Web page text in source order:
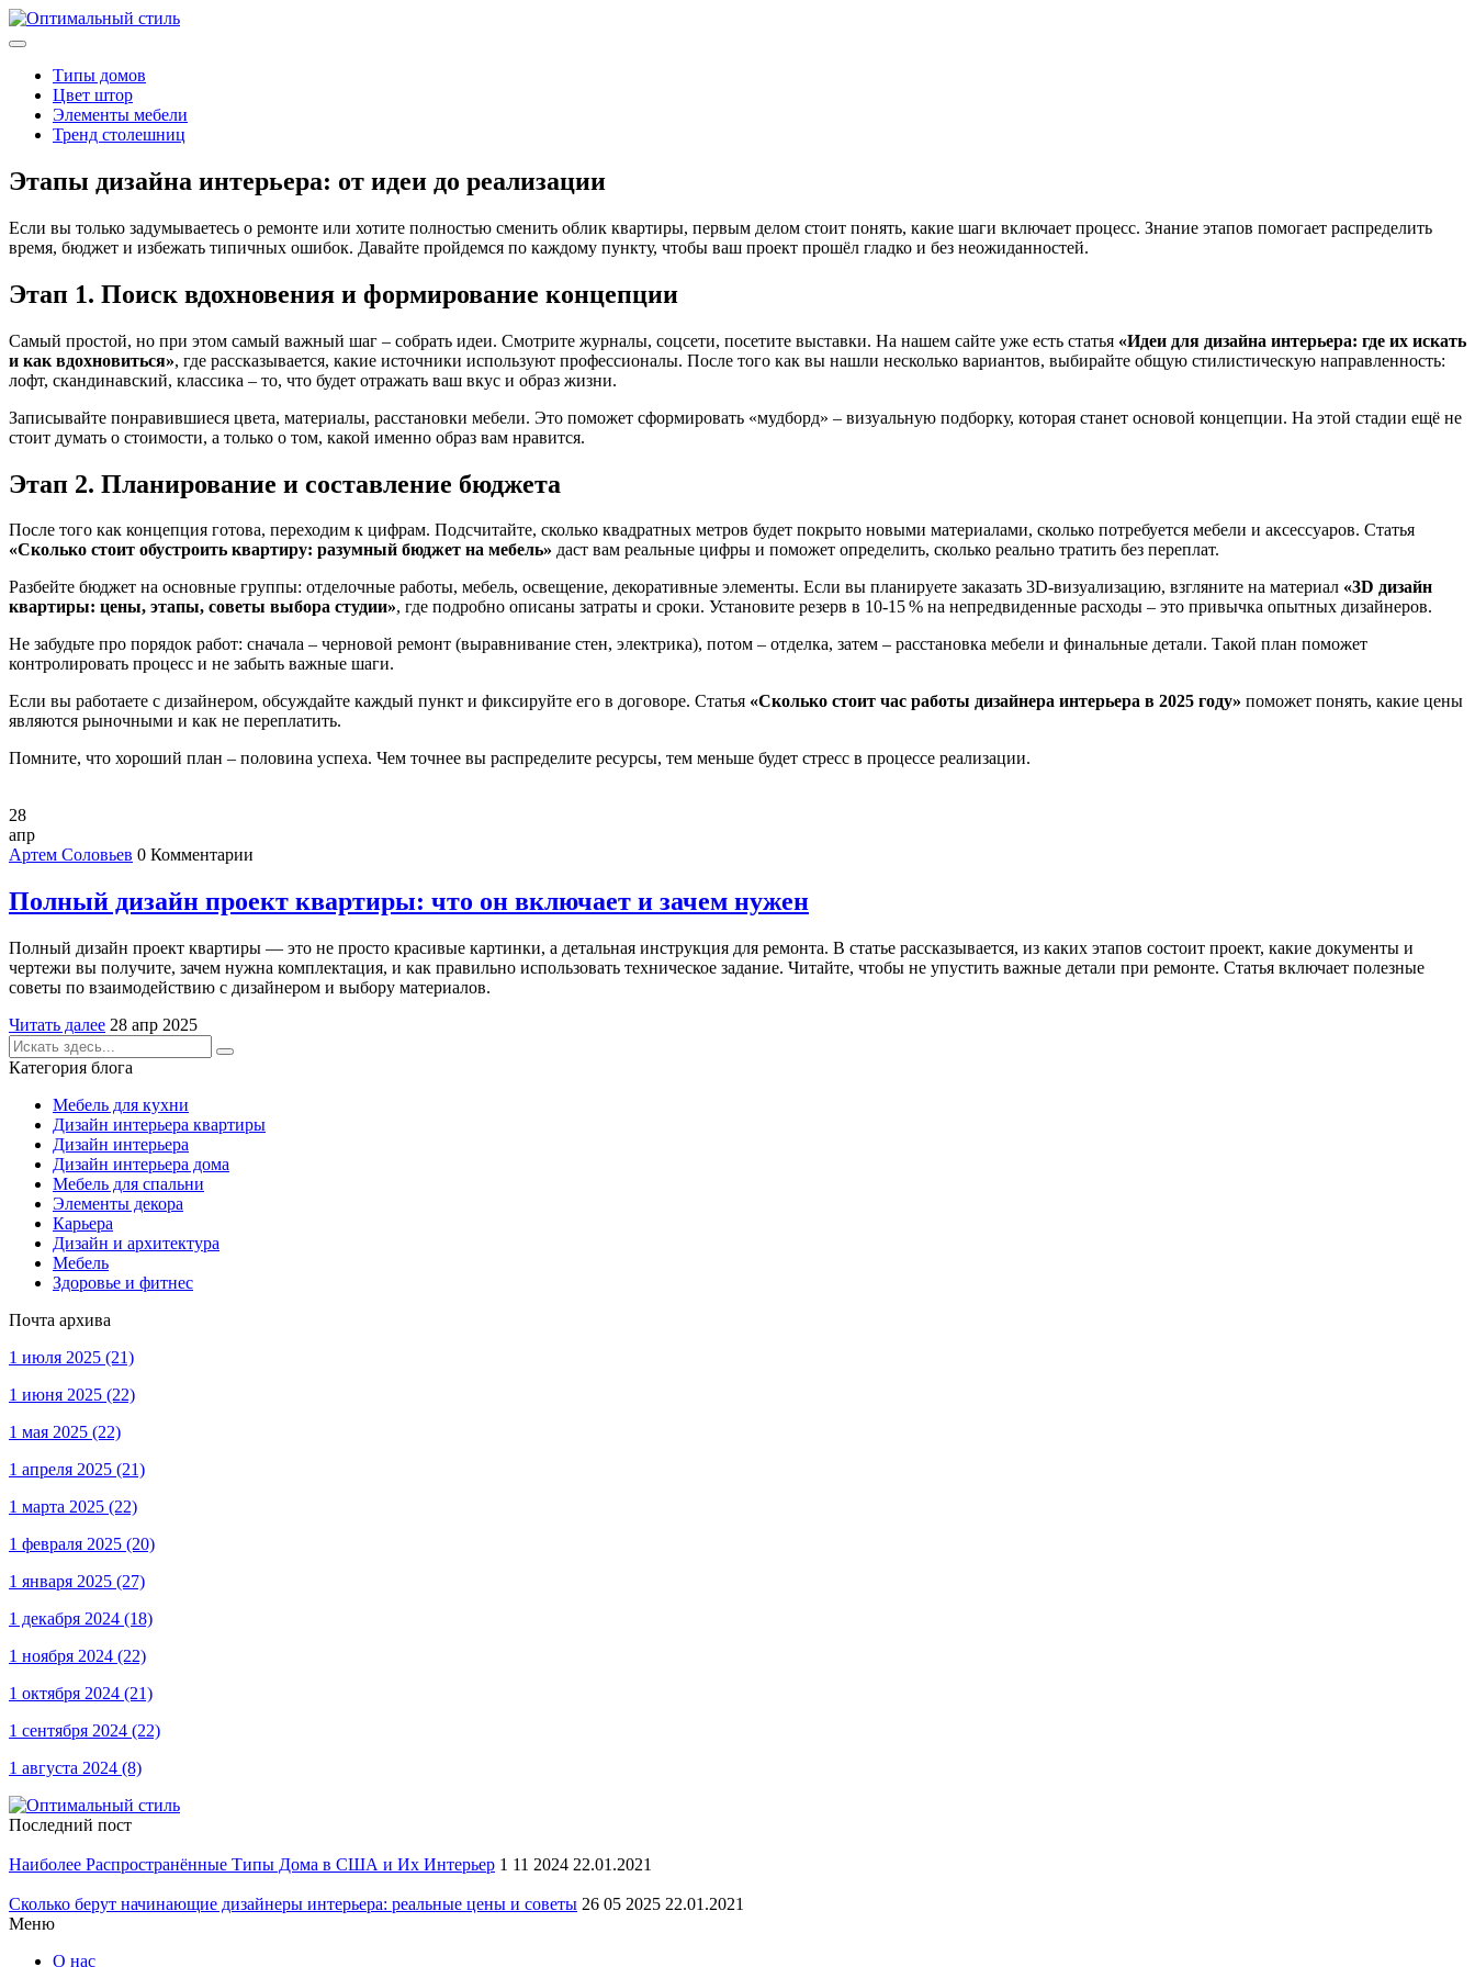
Типы домов
Цвет штор
Элементы мебели
Тренд столешниц
Этапы дизайна интерьера: от идеи до реализации
Если вы только задумываетесь о ремонте или хотите полностью сменить облик квартиры, первым делом стоит понять, какие шаги включает процесс. Знание этапов помогает распределить
время, бюджет и избежать типичных ошибок. Давайте пройдемся по каждому пункту, чтобы ваш проект прошёл гладко и без неожиданностей.
Этап 1. Поиск вдохновения и формирование концепции
Самый простой, но при этом самый важный шаг – собрать идеи. Смотрите журналы, соцсети, посетите выставки. На нашем сайте уже есть статья «Идеи для дизайна интерьера: где их искать
и как вдохновиться», где рассказывается, какие источники используют профессионалы. После того как вы нашли несколько вариантов, выбирайте общую стилистическую направленность:
лофт, скандинавский, классика – то, что будет отражать ваш вкус и образ жизни.
Записывайте понравившиеся цвета, материалы, расстановки мебели. Это поможет сформировать «мудборд» – визуальную подборку, которая станет основой концепции. На этой стадии ещё не
стоит думать о стоимости, а только о том, какой именно образ вам нравится.
Этап 2. Планирование и составление бюджета
После того как концепция готова, переходим к цифрам. Подсчитайте, сколько квадратных метров будет покрыто новыми материалами, сколько потребуется мебели и аксессуаров. Статья
«Сколько стоит обустроить квартиру: разумный бюджет на мебель» даст вам реальные цифры и поможет определить, сколько реально тратить без переплат.
Разбейте бюджет на основные группы: отделочные работы, мебель, освещение, декоративные элементы. Если вы планируете заказать 3D‑визуализацию, взгляните на материал «3D дизайн
квартиры: цены, этапы, советы выбора студии», где подробно описаны затраты и сроки. Установите резерв в 10‑15 % на непредвиденные расходы – это привычка опытных дизайнеров.
Не забудьте про порядок работ: сначала – черновой ремонт (выравнивание стен, электрика), потом – отделка, затем – расстановка мебели и финальные детали. Такой план поможет
контролировать процесс и не забыть важные шаги.
Если вы работаете с дизайнером, обсуждайте каждый пункт и фиксируйте его в договоре. Статья «Сколько стоит час работы дизайнера интерьера в 2025 году» поможет понять, какие цены
являются рыночными и как не переплатить.
Помните, что хороший план – половина успеха. Чем точнее вы распределите ресурсы, тем меньше будет стресс в процессе реализации.
28
апр
Артем Соловьев 0 Комментарии
Полный дизайн проект квартиры: что он включает и зачем нужен
Полный дизайн проект квартиры — это не просто красивые картинки, а детальная инструкция для ремонта. В статье рассказывается, из каких этапов состоит проект, какие документы и
чертежи вы получите, зачем нужна комплектация, и как правильно использовать техническое задание. Читайте, чтобы не упустить важные детали при ремонте. Статья включает полезные
советы по взаимодействию с дизайнером и выбору материалов.
Читать далее 28 апр 2025
Категория блога
Мебель для кухни
Дизайн интерьера квартиры
Дизайн интерьера
Дизайн интерьера дома
Мебель для спальни
Элементы декора
Карьера
Дизайн и архитектура
Мебель
Здоровье и фитнес
Почта архива
1 июля 2025 (21)
1 июня 2025 (22)
1 мая 2025 (22)
1 апреля 2025 (21)
1 марта 2025 (22)
1 февраля 2025 (20)
1 января 2025 (27)
1 декабря 2024 (18)
1 ноября 2024 (22)
1 октября 2024 (21)
1 сентября 2024 (22)
1 августа 2024 (8)
Последний пост
Наиболее Распространённые Типы Дома в США и Их Интерьер 1 11 2024 22.01.2021
Сколько берут начинающие дизайнеры интерьера: реальные цены и советы 26 05 2025 22.01.2021
Меню
О нас